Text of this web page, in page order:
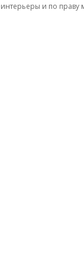
и по праву